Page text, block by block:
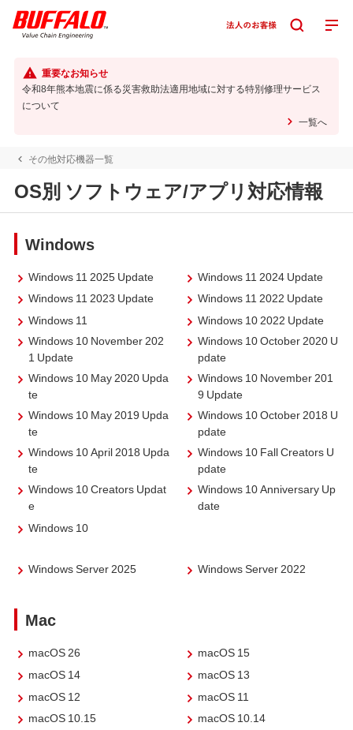
重要なお知らせ
令和8年熊本地震に係る災害救助法適用地域に対する特別修理サービス
について
一覧へ
その他対応機器一覧
OS別 ソフトウェア/アプリ対応情報
Windows
Windows 11 2025 Update
Windows 11 2024 Update
Windows 11 2023 Update
Windows 11 2022 Update
Windows 11
Windows 10 2022 Update
Windows 10 November 202
1 Update
Windows 10 October 2020 U
pdate
Windows 10 May 2020 Upda
te
Windows 10 November 201
9 Update
Windows 10 May 2019 Upda
te
Windows 10 October 2018 U
pdate
Windows 10 April 2018 Upda
te
Windows 10 Fall Creators U
pdate
Windows 10 Creators Updat
e
Windows 10 Anniversary Up
date
Windows 10
Windows Server 2025 Windows Server 2022
Mac
macOS 26
macOS 15
macOS 14
macOS 13
macOS 12
macOS 11
macOS 10.15
macOS 10.14